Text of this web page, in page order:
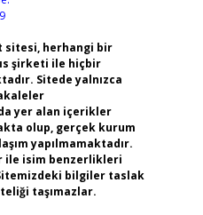
sitesi, herhangi bir
şirketi ile hiçbir
Sitede yalnızca
yer alan içerikler
olup, gerçek kurum
yapılmamaktadır.
ile isim benzerlikleri
bilgiler taslak
taşımazlar.